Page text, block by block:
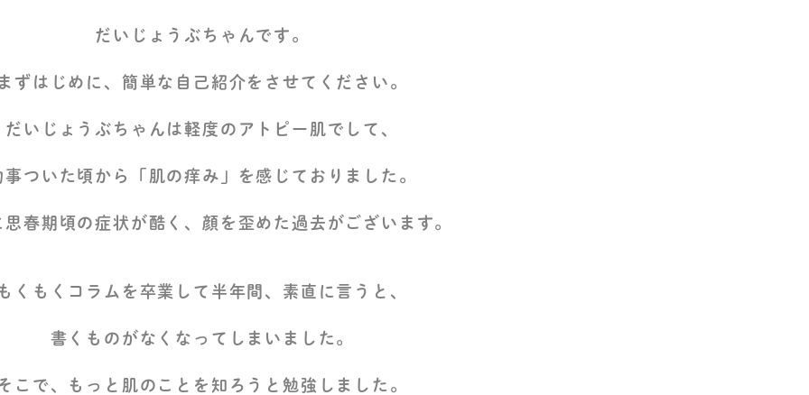
だいじょうぶちゃんです。
ずはじめに、簡単な自己紹介をさせてください。
だいじょうぶちゃんは軽度のアトピー肌でして、
事ついた頃から「肌の痒み」を感じておりました。
春期頃の症状が酷く、顔を歪めた過去がございます。
くもくコラムを卒業して半年間、素直に言うと、
書くものがなくなってしまいました。
こで、もっと肌のことを知ろうと勉強しました。